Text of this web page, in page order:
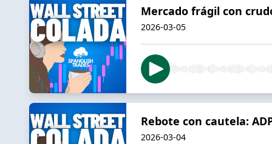
Mercado frágil con
2026-03-05
Rebote con cautela:
2026-03-04